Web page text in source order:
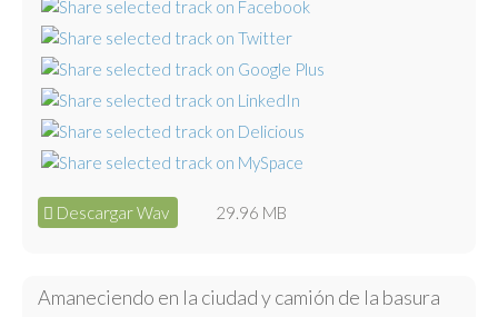
Descargar Wav 29.96 MB
Amaneciendo en la ciudad y camión de la basura